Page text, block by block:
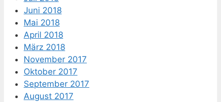
Juni 2018
Mai 2018
April 2018
März 2018
November 2017
Oktober 2017
September 2017
August 2017